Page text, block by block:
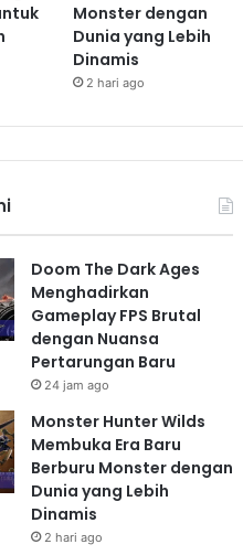
Monster dengan
Dunia yang Lebih
Dinamis
2 hari ago
Doom The Dark Ages
Menghadirkan
Gameplay FPS Brutal
dengan Nuansa
Pertarungan Baru
24 jam ago
Monster Hunter Wilds
Membuka Era Baru
Berburu Monster dengan
Dunia yang Lebih
Dinamis
2 hari ago